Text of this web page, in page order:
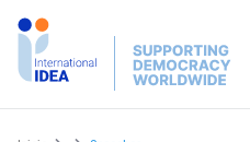
Skip